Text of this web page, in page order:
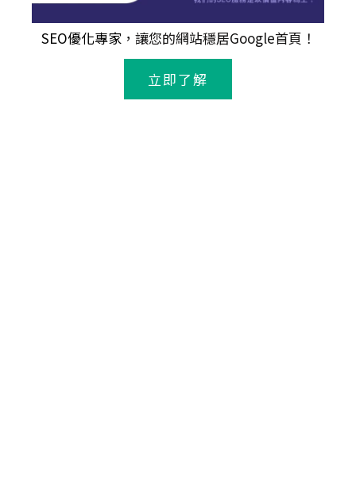
SEO優化專家，讓您的網站穩居Google首頁！
立即了解